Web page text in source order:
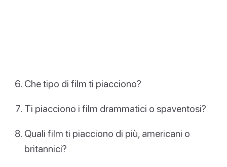
Che tipo di film ti piacciono?
Ti piacciono i film drammatici o spaventosi?
Quali film ti piacciono di più, americani o
britannici?